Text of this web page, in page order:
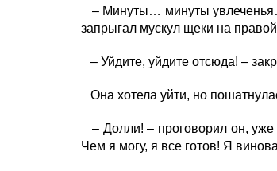
– Минуты… минуты увлеченья…
запрыгал мускул щеки на
– Уйдите, уйдите отсюда! –
Она хотела уйти, но
– Долли! – проговорил он, уже
Чем я могу, я все готов! Я